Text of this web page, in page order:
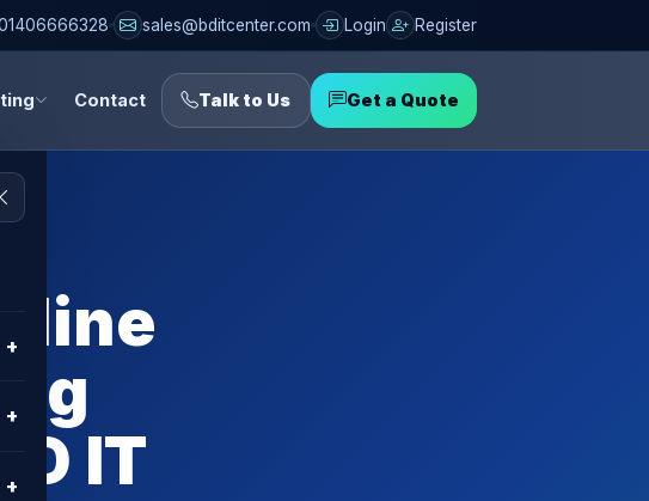
sales@bditcenter.com Login Register
Contact Talk to Us Get a Quote
+
+
+
IT